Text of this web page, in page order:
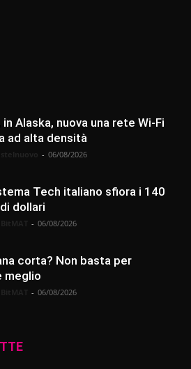
in Alaska, nuova una rete Wi-Fi
ad alta densità
- 06/08/2026
Tech italiano sfiora i 140
dollari
- 06/08/2026
corta? Non basta per
meglio
- 06/08/2026